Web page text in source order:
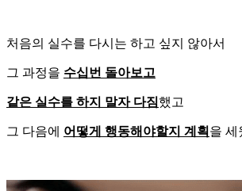
처음의 실수를 다시는 하고 싶지 않아서
그 과정을 수십번 돌아보고
같은 실수를 하지 말자 다짐했고
그 다음에 어떻게 행동해야할지 계획 을 세